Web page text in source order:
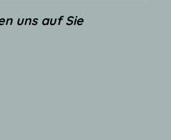
uns auf Sie